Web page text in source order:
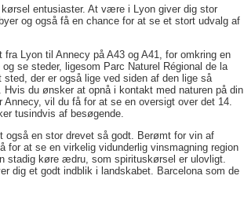
entusiaster. At være i Lyon giver dig stor
og også få en chance for at se et stort udvalg af
Lyon til Annecy på A43 og A41, for omkring en
se steder, ligesom Parc Naturel Régional de la
der er også lige ved siden af den lige så
du ønsker at opnå i kontakt med naturen på din
vil du få for at se en oversigt over det 14.
tusindvis af besøgende.
også en stor drevet så godt. Berømt for vin af
for at se en virkelig vidunderlig vinsmagning region
stadig køre ædru, som spirituskørsel er ulovligt.
dig et godt indblik i landskabet. Barcelona som de